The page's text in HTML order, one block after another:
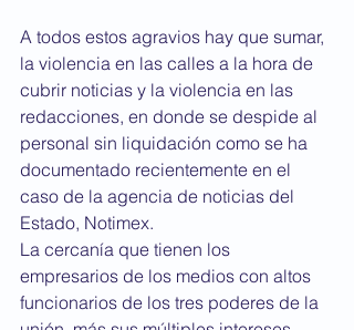
A todos estos agravios hay que sumar,
la violencia en las calles a la hora de
cubrir noticias y la violencia en las
redacciones, en donde se despide al
personal sin liquidación como se ha
documentado recientemente en el
caso de la agencia de noticias del
Estado, Notimex.
La cercanía que tienen los
empresarios de los medios con altos
funcionarios de los tres poderes de la